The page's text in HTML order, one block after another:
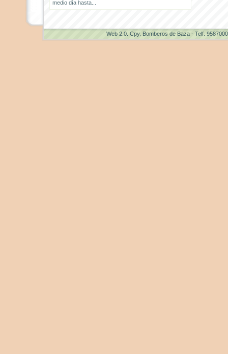
medio día hasta...
Web 2.0 . Cpy. Bomberos de Baza - Telf.